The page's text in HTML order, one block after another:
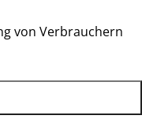
von Verbrauchern